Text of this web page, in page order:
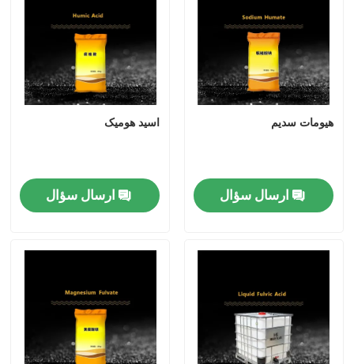
هیومات سدیم
ارسال سؤال
اسید هومیک
ارسال سؤال